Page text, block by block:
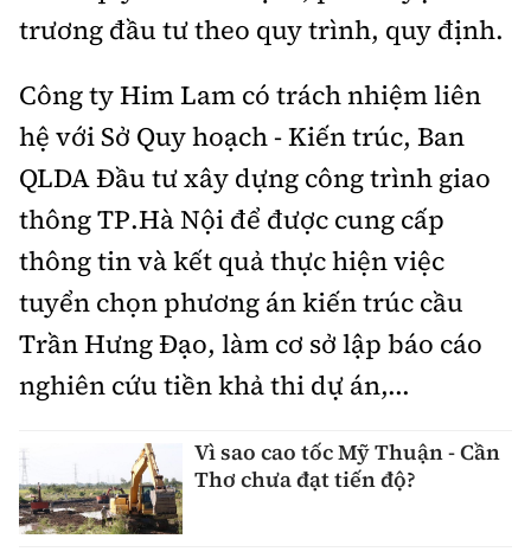
trương đầu tư theo quy trình, quy định.
Công ty Him Lam có trách nhiệm liên
hệ với Sở Quy hoạch - Kiến trúc, Ban
QLDA Đầu tư xây dựng công trình giao
thông TP.Hà Nội để được cung cấp
thông tin và kết quả thực hiện việc
tuyển chọn phương án kiến trúc cầu
Trần Hưng Đạo, làm cơ sở lập báo cáo
nghiên cứu tiền khả thi dự án,...
Vì sao cao tốc Mỹ Thuận - Cần
Thơ chưa đạt tiến độ?